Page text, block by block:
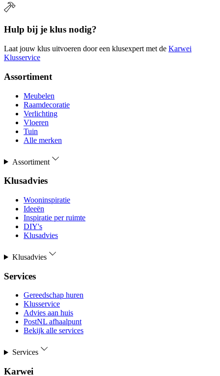
Hulp bij je klus nodig?
Laat jouw klus uitvoeren door een klusexpert met de Karwei
Klusservice
Assortiment
Meubelen
Raamdecoratie
Verlichting
Vloeren
Tuin
Alle merken
Assortiment
Klusadvies
Wooninspiratie
Ideeën
Inspiratie per ruimte
DIY's
Klusadvies
Klusadvies
Services
Gereedschap huren
Klusservice
Advies aan huis
PostNL afhaalpunt
Bekijk alle services
Services
Karwei